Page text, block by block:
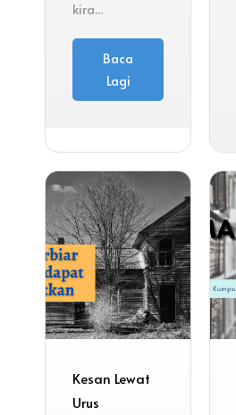
kira...
Baca
Lagi
Kesan Lewat
Urus